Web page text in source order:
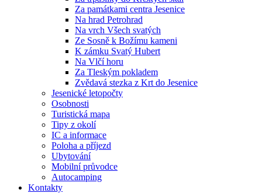
Za památkami centra Jesenice
Na hrad Petrohrad
Na vrch Všech svatých
Ze Sosně k Božímu kameni
K zámku Svatý Hubert
Na Vlčí horu
Za Tleským pokladem
Zvědavá stezka z Krt do Jesenice
Jesenické letopočty
Osobnosti
Turistická mapa
Tipy z okolí
IC a informace
Poloha a příjezd
Ubytování
Mobilní průvodce
Autocamping
Kontakty